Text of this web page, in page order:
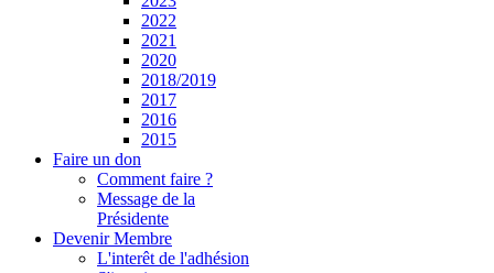
2022
2021
2020
2018/2019
2017
2016
2015
Faire un don
Comment faire ?
Message de la
Présidente
Devenir Membre
L'interêt de l'adhésion